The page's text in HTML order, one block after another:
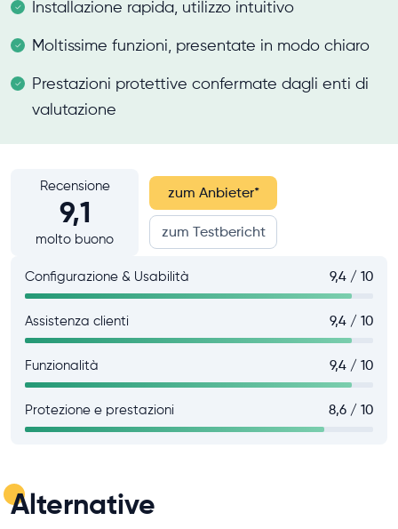
Installazione rapida, utilizzo intuitivo
Moltissime funzioni, presentate in modo chiaro
Prestazioni protettive confermate dagli enti di
valutazione
Recensione
9,1
molto buono
zum Anbieter*
zum Testbericht
Configurazione & Usabilità 9,4 / 10
Assistenza clienti 9,4 / 10
Funzionalità 9,4 / 10
Protezione e prestazioni 8,6 / 10
Alternative